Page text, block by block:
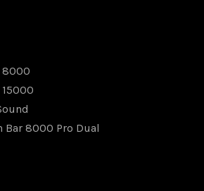
8000
15000
Bar 8000 Pro Dual